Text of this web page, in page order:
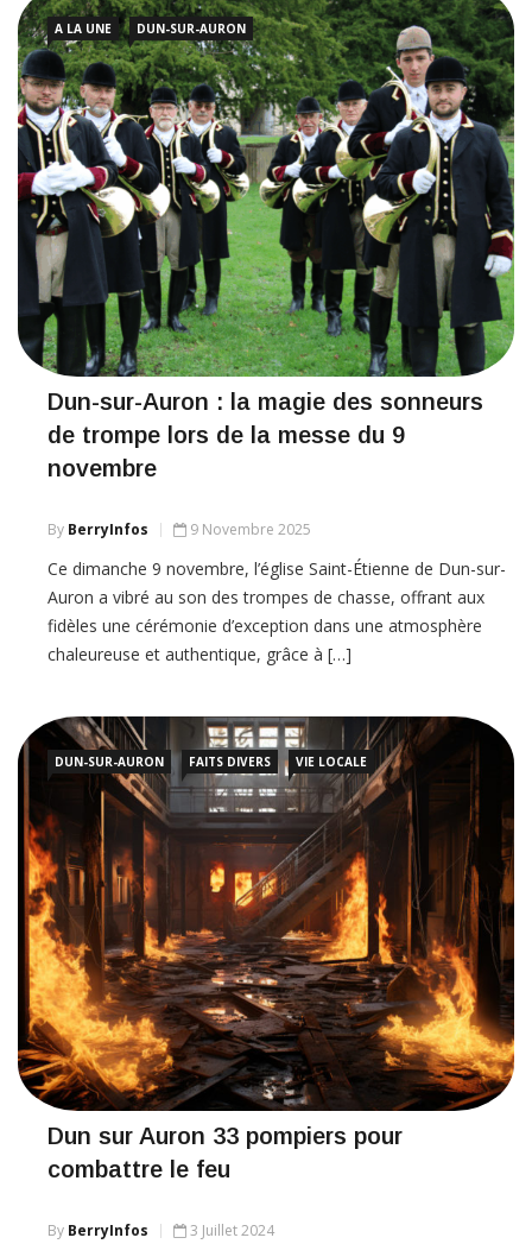
A LA UNE DUN-SUR-AURON
Dun-sur-Auron : la magie des sonneurs
de trompe lors de la messe du 9
novembre
By BerryInfos 9 Novembre 2025
Ce dimanche 9 novembre, l’église Saint-Étienne de Dun-sur-
Auron a vibré au son des trompes de chasse, offrant aux
fidèles une cérémonie d’exception dans une atmosphère
chaleureuse et authentique, grâce à […]
DUN-SUR-AURON FAITS DIVERS VIE LOCALE
Dun sur Auron 33 pompiers pour
combattre le feu
By BerryInfos 3 Juillet 2024